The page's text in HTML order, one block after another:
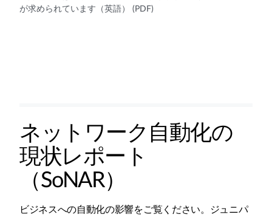
が求められています（英語） (PDF)
ネットワーク自動化の
現状レポート
（SoNAR）
ビジネスへの自動化の影響をご覧ください。ジュニパ